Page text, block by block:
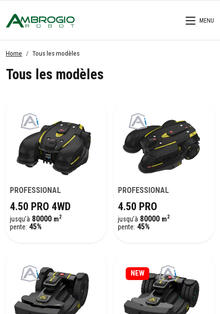
MENU
Home Tous les modèles
Tous les modèles
PROFESSIONAL
4.50 PRO 4WD
jusqu’à 80000 m2
pente: 45%
PROFESSIONAL
4.50 PRO
jusqu’à 80000 m2
pente: 45%
NEW